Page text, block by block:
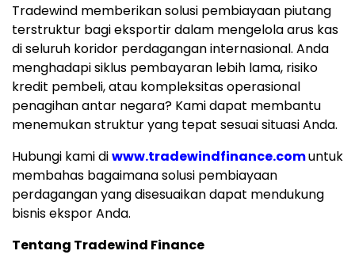
Tradewind memberikan solusi pembiayaan piutang
terstruktur bagi eksportir dalam mengelola arus kas
di seluruh koridor perdagangan internasional. Anda
menghadapi siklus pembayaran lebih lama, risiko
kredit pembeli, atau kompleksitas operasional
penagihan antar negara? Kami dapat membantu
menemukan struktur yang tepat sesuai situasi Anda.
Hubungi kami diwww.tradewindfinance.comuntuk
membahas bagaimana solusi pembiayaan
perdagangan yang disesuaikan dapat mendukung
bisnis ekspor Anda.
Tentang Tradewind Finance